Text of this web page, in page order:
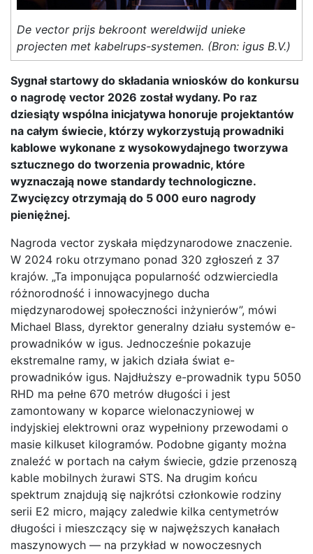
De vector prijs bekroont wereldwijd unieke
projecten met kabelrups-systemen. (Bron: igus B.V.)
Sygnał startowy do składania wniosków do konkursu
o nagrodę vector 2026 został wydany. Po raz
dziesiąty wspólna inicjatywa honoruje projektantów
na całym świecie, którzy wykorzystują prowadniki
kablowe wykonane z wysokowydajnego tworzywa
sztucznego do tworzenia prowadnic, które
wyznaczają nowe standardy technologiczne.
Zwycięzcy otrzymają do 5 000 euro nagrody
pieniężnej.
Nagroda vector zyskała międzynarodowe znaczenie.
W 2024 roku otrzymano ponad 320 zgłoszeń z 37
krajów. „Ta imponująca popularność odzwierciedla
różnorodność i innowacyjnego ducha
międzynarodowej społeczności inżynierów”, mówi
Michael Blass, dyrektor generalny działu systemów e-
prowadników w igus. Jednocześnie pokazuje
ekstremalne ramy, w jakich działa świat e-
prowadników igus. Najdłuższy e-prowadnik typu 5050
RHD ma pełne 670 metrów długości i jest
zamontowany w koparce wielonaczyniowej w
indyjskiej elektrowni oraz wypełniony przewodami o
masie kilkuset kilogramów. Podobne giganty można
znaleźć w portach na całym świecie, gdzie przenoszą
kable mobilnych żurawi STS. Na drugim końcu
spektrum znajdują się najkrótsi członkowie rodziny
serii E2 micro, mający zaledwie kilka centymetrów
długości i mieszczący się w najwęższych kanałach
maszynowych — na przykład w nowoczesnych